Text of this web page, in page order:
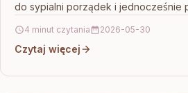
do sypialni porządek i jednocześnie
4 minut czytania 2026-05-30
Czytaj więcej